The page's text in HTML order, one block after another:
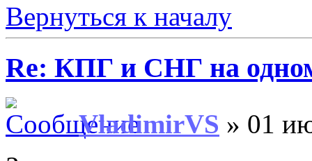
Вернуться к началу
Re: КПГ и СНГ на
VladimirVS » 01